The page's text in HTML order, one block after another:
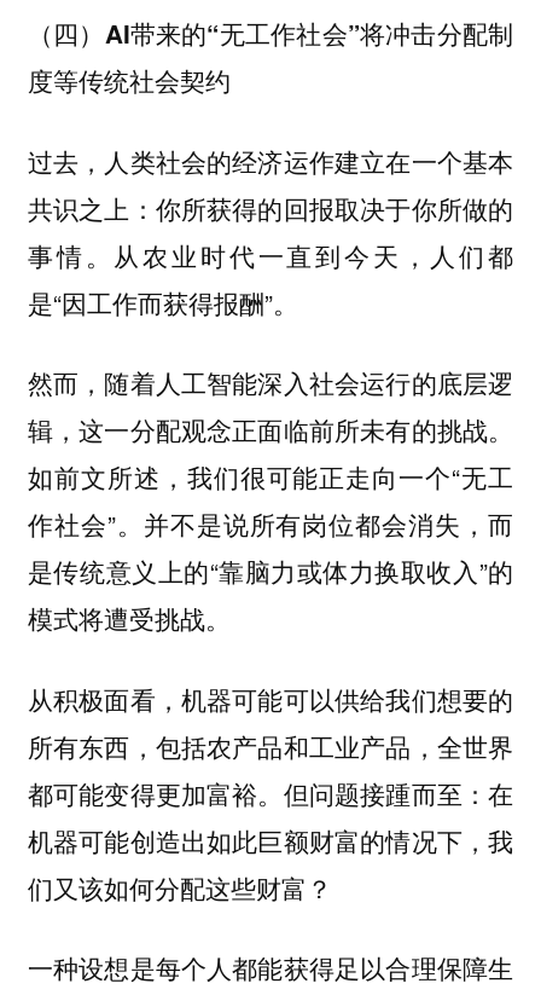
（四）AI带来的“无工作社会”将冲击分配制
度等传统社会契约
过去，人类社会的经济运作建立在一个基本
共识之上：你所获得的回报取决于你所做的
事情。从农业时代一直到今天，人们都
是“因工作而获得报酬”。
然而，随着人工智能深入社会运行的底层逻
辑，这一分配观念正面临前所未有的挑战。
如前文所述，我们很可能正走向一个“无工
作社会”。并不是说所有岗位都会消失，而
是传统意义上的“靠脑力或体力换取收入”的
模式将遭受挑战。
从积极面看，机器可能可以供给我们想要的
所有东西，包括农产品和工业产品，全世界
都可能变得更加富裕。但问题接踵而至：在
机器可能创造出如此巨额财富的情况下，我
们又该如何分配这些财富？
一种设想是每个人都能获得足以合理保障生